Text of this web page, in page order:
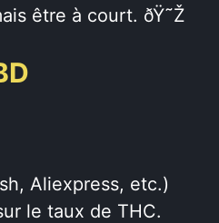
être à court. ðŸ˜Ž
Aliexpress, etc.)
le taux de THC.